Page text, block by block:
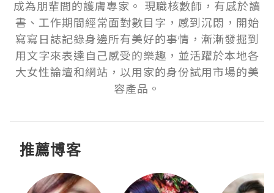
成為朋輩間的護膚專家。 現職核數師，有感於讀
書、工作期間經常面對數目字，感到沉悶，開始
寫寫日誌記錄身邊所有美好的事情，漸漸發掘到
用文字來表達自己感受的樂趣，並活躍於本地各
大女性論壇和網站，以用家的身份試用市場的美
容產品。
推薦博客